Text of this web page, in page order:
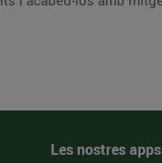
Les nostres apps